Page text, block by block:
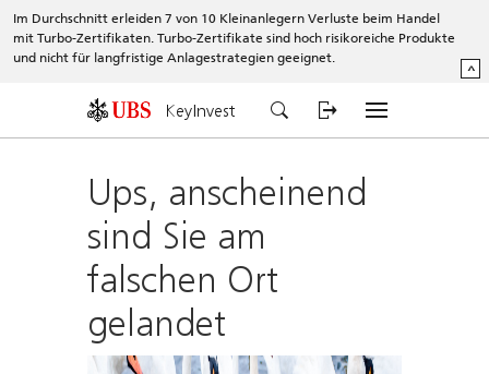
Im Durchschnitt erleiden 7 von 10 Kleinanlegern Verluste beim Handel
mit Turbo-Zertifikaten. Turbo-Zertifikate sind hoch risikoreiche Produkte
und nicht für langfristige Anlagestrategien geeignet.
^
KeyInvest
Ups, anscheinend
sind Sie am
falschen Ort
gelandet